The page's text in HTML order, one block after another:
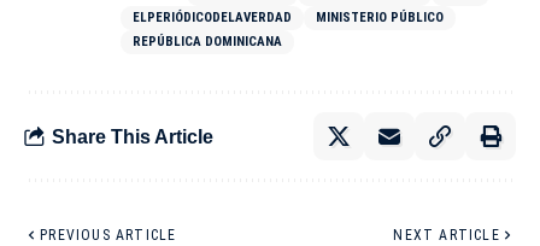
ELPERIÓDICODELAVERDAD
MINISTERIO PÚBLICO
REPÚBLICA DOMINICANA
Share This Article
PREVIOUS ARTICLE NEXT ARTICLE